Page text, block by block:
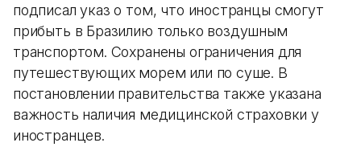
подписал указ о том, что иностранцы смогут
прибыть в Бразилию только воздушным
транспортом. Сохранены ограничения для
путешествующих морем или по суше. В
постановлении правительства также указана
важность наличия медицинской страховки у
иностранцев.